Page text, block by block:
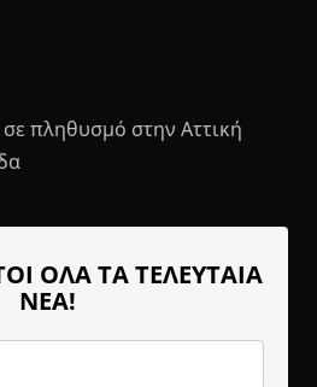
πληθυσμό στην Αττική
ΟΛΑ ΤΑ ΤΕΛΕΥΤΑΙΑ
ΝΕΑ!